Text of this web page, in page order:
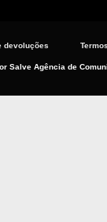
devoluções
Salve Agência de